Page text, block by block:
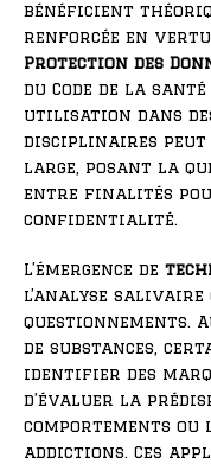
bénéficient
renforcée en vertu
Protection des
du Code de la
utilisation dans
disciplinaires peut
large, posant la
entre finalités
confidentialité.
L’émergence de
l’analyse salivaire
questionnements.
de substances,
identifier des
d’évaluer la
comportements
addictions. Ces